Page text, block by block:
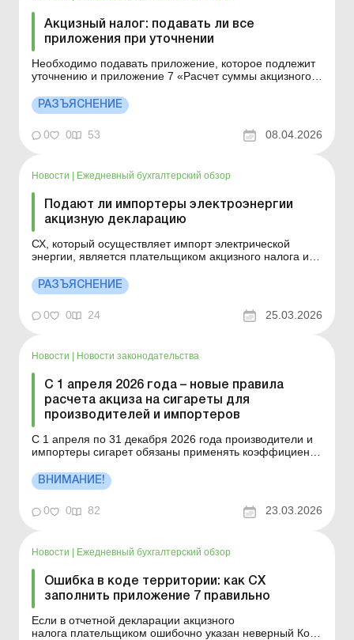
Акцизный налог: подавать ли все
приложения при уточнении
Необходимо подавать приложение, которое подлежит
уточнению и приложение 7 «Расчет суммы акцизного
налоговые обязательства вследствие исправления
самостоятельно выявленной ошибки, допущенной в
предыдущих отчетных периодах». При этом в период с
1 а...
РАЗЪЯСНЕНИЕ
0 0 53 08.04.2026
Новости Ежедневный бухгалтерский обзор
Подают ли импортеры электроэнергии
акцизную декларацию
СХ, который осуществляет импорт электрической
энергии, является плательщиком акцизного налога и у
Подробнее см. ниже. Больше по теме: Установка
солнечных батарей: как организовать продажу
излишков электроэнергии? Подается ли декларация
акцизного ...
РАЗЪЯСНЕНИЕ
0 0 24 25.03.2026
Новости Новости законодательства
С 1 апреля 2026 года – новые правила
расчета акциза на сигареты для
производителей и импортеров
С 1 апреля по 31 декабря 2026 года производители и
импортеры сигарет обязаны применять коэффициент
обязательству, поскольку по итогам декларирования за
2025 год доля общей суммы акцизного налога в
средневзвешенной розничной цене сигарет составляет
58,8 %, что ...
ВНИМАНИЕ!
0 0 82 23.03.2026
Новости | Ежедневный бухгалтерский обзор
Ошибка в коде территории: как СХ
заполнить приложение 7 правильно
Если в отчетной декларации акцизного
налога плательщиком ошибочно указан неверный Код